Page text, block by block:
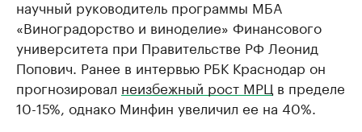
научный руководитель программы МБА
«Виноградорство и виноделие» Финансового
университета при Правительстве РФ Леонид
Попович. Ранее в интервью РБК Краснодар он
прогнозировал неизбежный рост МРЦ в пределе
10-15%, однако Минфин увеличил ее на 40%.